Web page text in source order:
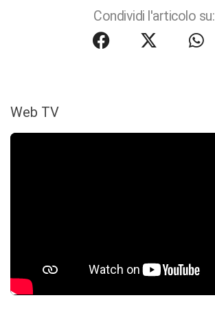
Condividi l'articolo su:
Web TV